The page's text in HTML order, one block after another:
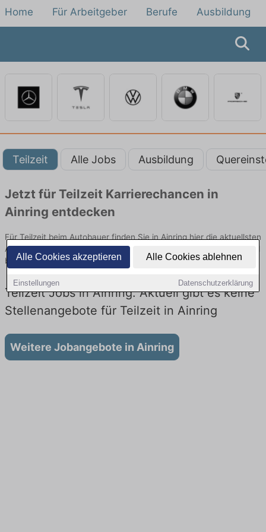
Alle Cookies akzeptieren Alle Cookies ablehnen
Einstellungen Datenschutzerklärung
Home Für Arbeitgeber Berufe Ausbildung
Teilzeit Alle Jobs Ausbildung
Jetzt für Teilzeit Karrierechancen in
Ainring entdecken
Für Teilzeit beim Autobauer finden Sie in Ainring hier die aktuellsten
Angebote. Entdecken Sie freie Optionen von Top-Arbeitgebern und
bewerben Sie sich noch heute.
Teilzeit Jobs in Ainring: Aktuell gibt es keine
Stellenangebote für Teilzeit in Ainring
Weitere Jobangebote in Ainring